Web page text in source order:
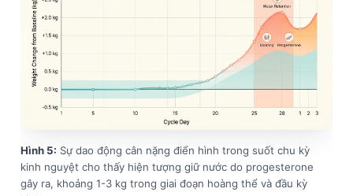
Hình 5: Sự dao động cân nặng điển hình trong suốt chu kỳ
kinh nguyệt cho thấy hiện tượng giữ nước do progesterone
gây ra, khoảng 1-3 kg trong giai đoạn hoàng thể và đầu kỳ
Українська
O‘zbekcha
Қазақ тілі
Suomi